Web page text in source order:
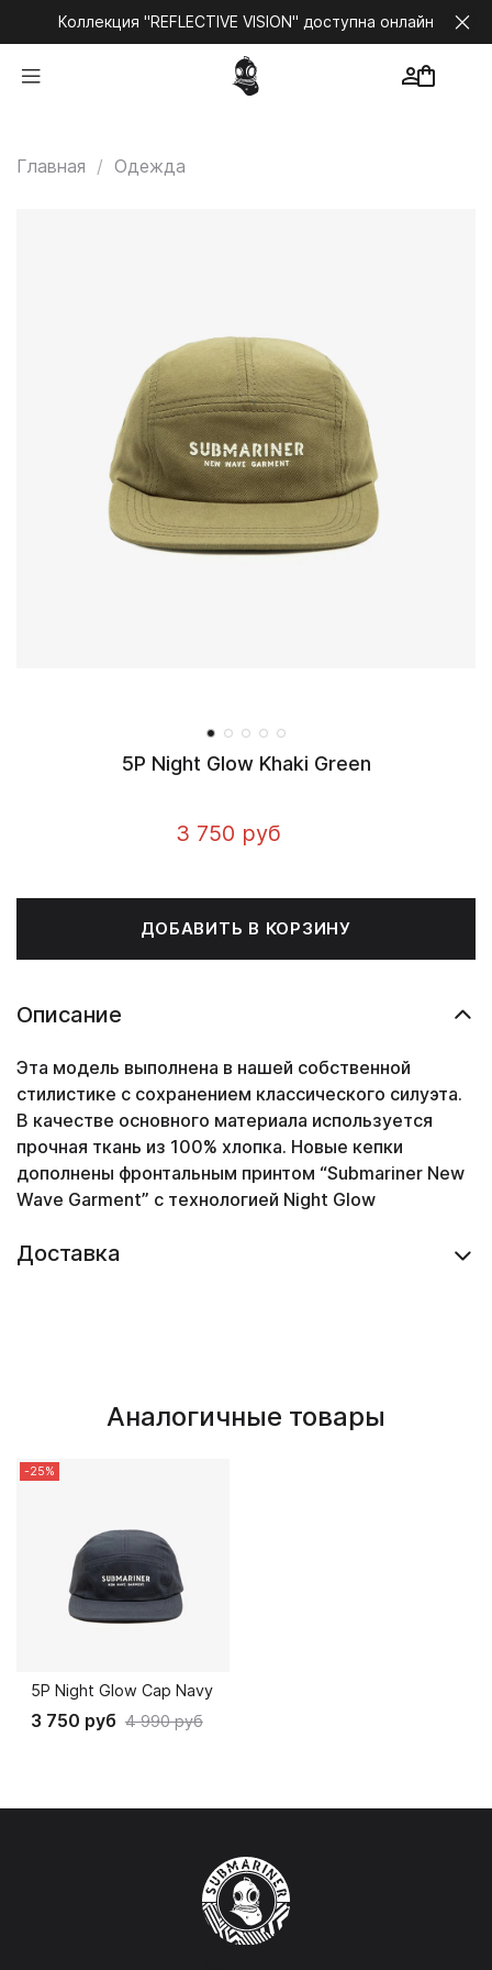
Коллекция "REFLECTIVE VISION" доступна онлайн
Главная Одежда
5P Night Glow Khaki Green
3 750 руб
ДОБАВИТЬ В КОРЗИНУ
Описание
Эта модель выполнена в нашей собственной
стилистике с сохранением классического силуэта.
В качестве основного материала используется
прочная ткань из 100% хлопка. Новые кепки
дополнены фронтальным принтом “Submariner New
Wave Garment” с технологией Night Glow
Доставка
Аналогичные товары
-25%
5P Night Glow Cap Navy
3 750 руб 4 990 руб